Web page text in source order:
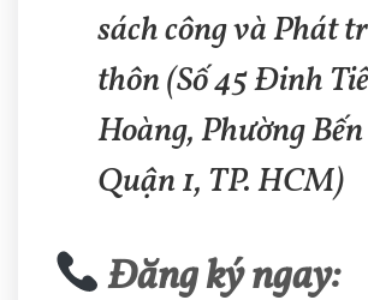
sách công và Phát
thôn (Số 45 Đinh
Hoàng, Phường Bến
Quận 1, TP. HCM)
Đăng ký ngay: